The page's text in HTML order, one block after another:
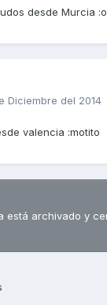
desde Murcia
Diciembre del 2014
valencia :motito
está archivado y